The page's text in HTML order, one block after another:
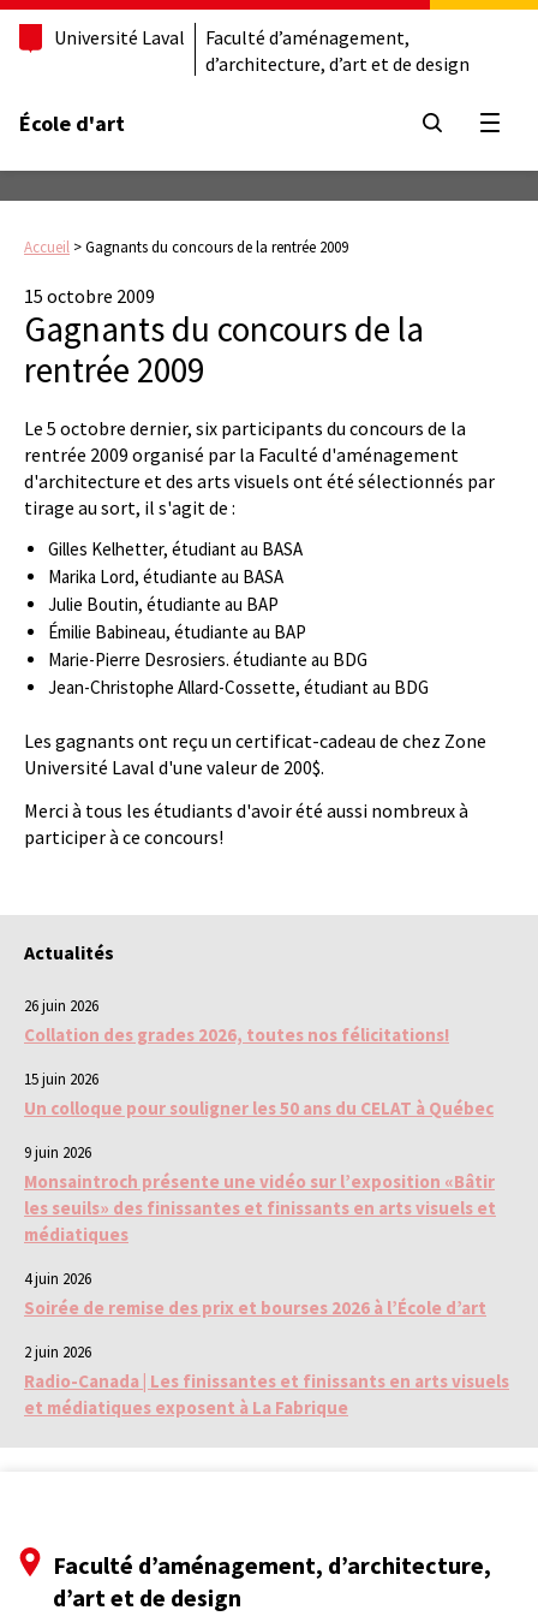
Université Laval
Faculté d’aménagement,
d’architecture, d’art et de design
École d'art
Accueil >Gagnants du concours de la rentrée 2009
15 octobre 2009
Gagnants du concours de la
rentrée 2009
Le 5 octobre dernier, six participants du concours de la
rentrée 2009 organisé par la Faculté d'aménagement
d'architecture et des arts visuels ont été sélectionnés par
tirage au sort, il s'agit de :
Gilles Kelhetter, étudiant au BASA
Marika Lord, étudiante au BASA
Julie Boutin, étudiante au BAP
Émilie Babineau, étudiante au BAP
Marie-Pierre Desrosiers. étudiante au BDG
Jean-Christophe Allard-Cossette, étudiant au BDG
Les gagnants ont reçu un certificat-cadeau de chez Zone
Université Laval d'une valeur de 200$.
Merci à tous les étudiants d'avoir été aussi nombreux à
participer à ce concours!
Actualités
26 juin 2026
Collation des grades 2026, toutes nos félicitations!
15 juin 2026
Un colloque pour souligner les 50 ans du CELAT à Québec
9 juin 2026
Monsaintroch présente une vidéo sur l’exposition «Bâtir
les seuils» des finissantes et finissants en arts visuels et
médiatiques
4 juin 2026
Soirée de remise des prix et bourses 2026 à l’École d’art
2 juin 2026
Radio-Canada | Les finissantes et finissants en arts visuels
et médiatiques exposent à La Fabrique
Faculté d’aménagement, d’architecture,
d’art et de design